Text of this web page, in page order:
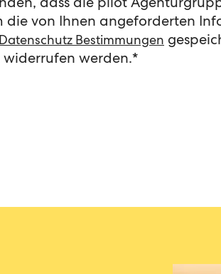
dass die pilot
die von Ihnen angeforderten
Datenschutz Bestimmungen
werden.*